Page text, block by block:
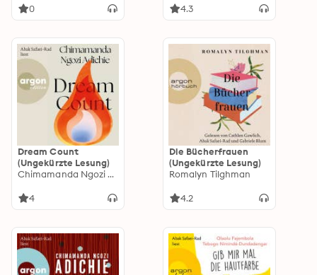
0 4.3
Dream Count
(Ungekürzte Lesung)
Chimamanda Ngozi Adichie
4
Die Bücherfrauen
(Ungekürzte Lesung)
Romalyn Tilghman
4.2